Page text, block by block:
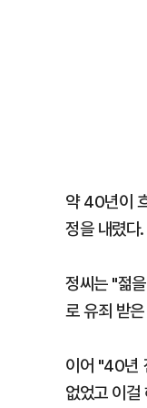
약 40년이
정을 내렸다.
정씨는 "젊
로 유죄 받
이어 "40년
없었고 이걸